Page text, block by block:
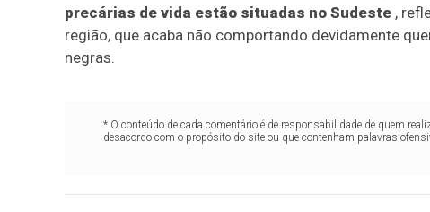
precárias de vida estão situadas no Sudeste ,
região, que acaba não comportando devidamente
negras.
* O conteúdo de cada comentário é de responsabilidade de quem
desacordo com o propósito do site ou que contenham palavras